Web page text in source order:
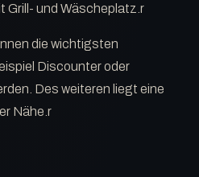
Grill- und Wäscheplatz.r
die wichtigsten
Discounter oder
Des weiteren liegt eine
Nähe.r